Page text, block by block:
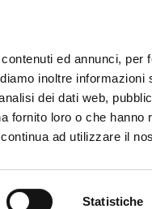
ed annunci, per
inoltre
dei dati web,
fornito loro o che hanno
ad utilizzare il
Statistiche
Hotel Deerfield Beach
Hilton Hotel
- Deerfield Beach (Fl), États-